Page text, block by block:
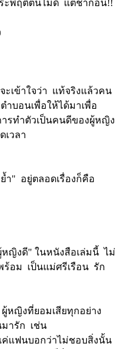
ะพฤติตนไม่ดี แต่ช้าก่อน!!
ข้าใจว่า แท้จริงแล้วคน
ำบอนเพื่อให้ได้มาเพื่อ
ารทำตัวเป็นคนดีของผู้หญิง
วลา
" อยู่ตลอดเรื่องก็คือ
ญิงดี" ในหนังสือเล่มนี้ ไม่
ร้อม เป็นแม่ศรีเรือน รัก
ญิงที่ยอมเสียทุกอย่าง
มารัก เช่น
แฟนบอกว่าไม่ชอบสิ่งนั้น